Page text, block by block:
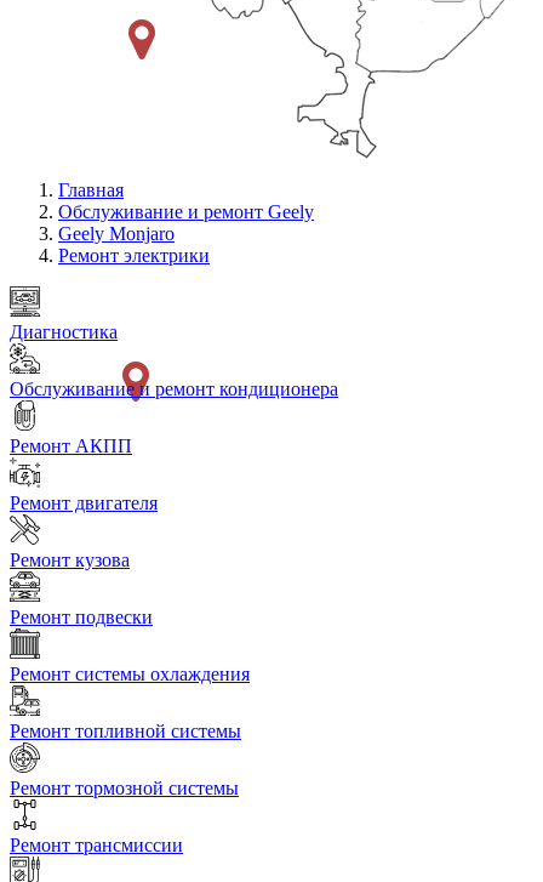
Главная
Обслуживание и ремонт Geely
Geely Monjaro
Ремонт электрики
Диагностика
Обслуживание и ремонт кондиционера
Ремонт АКПП
Ремонт двигателя
Ремонт кузова
Ремонт подвески
Ремонт системы охлаждения
Ремонт топливной системы
Ремонт тормозной системы
Ремонт трансмиссии